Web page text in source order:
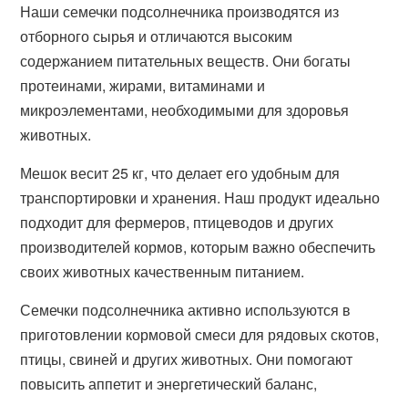
Наши семечки подсолнечника производятся из
отборного сырья и отличаются высоким
содержанием питательных веществ. Они богаты
протеинами, жирами, витаминами и
микроэлементами, необходимыми для здоровья
животных.
Мешок весит 25 кг, что делает его удобным для
транспортировки и хранения. Наш продукт идеально
подходит для фермеров, птицеводов и других
производителей кормов, которым важно обеспечить
своих животных качественным питанием.
Семечки подсолнечника активно используются в
приготовлении кормовой смеси для рядовых скотов,
птицы, свиней и других животных. Они помогают
повысить аппетит и энергетический баланс,